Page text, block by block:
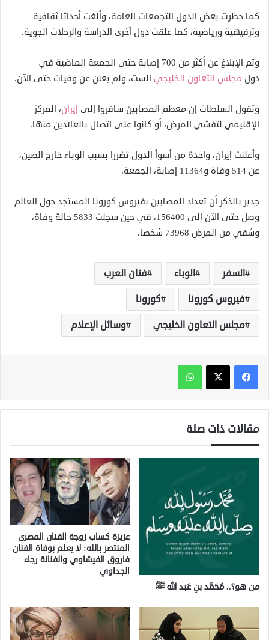
كما حظرت بعض الدول التجمعات العامة، وألغت أحداثا ثقافية
وترفيهية ورياضية، كما علقت دول أخرى الدراسة والرحلات الجوية.
وتم الإبلاغ عن أكثر من 700 إصابة حتى الجمعة الماضية في
دول مجلس التعاون الخليجي الست، ولم يعلن عن وفيات حتى الآن.
وتقول السلطات إن معظم المصابين سافروا إلى إيران، المركز
الإقليمي لتفشي المرض، أو كانوا على اتصال بالعائدين منها.
وأعلنت إيران، واحدة من أسوأ الدول تضررا بسبب الوباء خارج الصين،
عن 514 وفاة و11364 إصابة، الجمعة.
جدير بالذكر أن تعداد المصابين بفيروس كورونا المستجد حول العالم
وصل حتى الآن إلى 156400، في حين سجلت 5833 حالة وفاة،
وشفي من المرض 73968 شخصا.
السفر الوباء
فنان العرب
فيروس كورونا
كورونا
مجلس التعاون الخليجي
وسائل الإعلام
واتساب
مقالات ذات صلة
من هو؟.. مُحَمَّد بنِ عَبد الله ﷺ
عزيزة كساب زوجة الفنان المصرى
المنتصر بالله: لا يعلم بوفاة الفنان
فاروق الفيشاوي والفنانة رجاء
الجداوي